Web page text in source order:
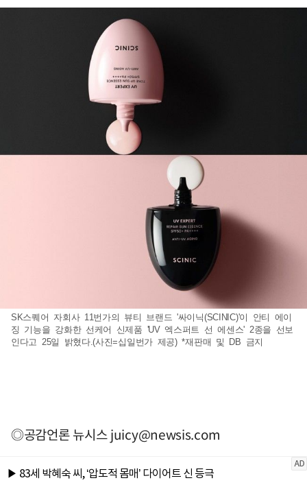
SK스퀘어 자회사 11번가의 뷰티 브랜드 '싸이닉(SCINIC)'이 안티 에이
징 기능을 강화한 선케어 신제품 'UV 엑스퍼트 선 에센스' 2종을 선보
인다고 25일 밝혔다.(사진=십일번가 제공) *재판매 및 DB 금지
◎공감언론 뉴시스juicy@newsis.com